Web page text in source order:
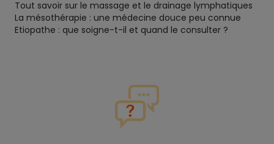
Tout savoir sur le massage et le drainage lymphatiques
La mésothérapie : une médecine douce peu connue
Etiopathe : que soigne-t-il et quand le consulter ?